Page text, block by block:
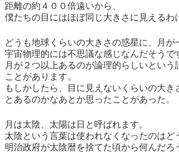
距離の約４００倍遠いから、
僕たちの目にはほぼ同じ大きさに見えるわ
どうも地球くらいの大きさの惑星に、月が
宇宙物理的には不思議な感じなんだそうで
月が２つ以上あるのが論理的らしいという
ことがあります。
もしかしたら、目に見えないくらいの大き
とあるのかなあとか思ったことがあった。
月は太陰、太陽は日と呼ばれます。
太陰という言葉は使われなくなったのはど
明治政府が太陰暦を捨てた頃から何んだろ